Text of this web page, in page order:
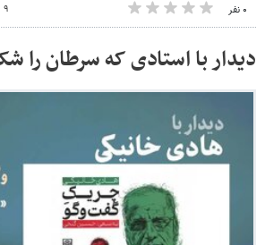
۰ نفر ۹ اسفند ۱۴۰۱ - ۱۶:۰۹
دیدار با استادی که سرطان را